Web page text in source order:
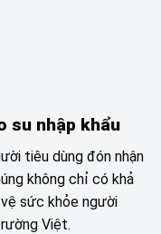
su nhập khẩu
tiêu dùng đón nhận
không chỉ có khả
sức khỏe người
Việt.